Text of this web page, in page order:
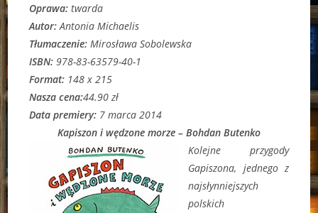
Oprawa: twarda
Autor: Antonia Michaelis
Tłumaczenie: Mirosława Sobolewska
ISBN: 978-83-63579-40-1
Format: 148 x 215
Nasza cena:44.90 zł
Data premiery: 7 marca 2014
Kapiszon i wędzone morze – Bohdan Butenko
Kolejne przygody
Gapiszona, jednego z
najsłynniejszych
polskich